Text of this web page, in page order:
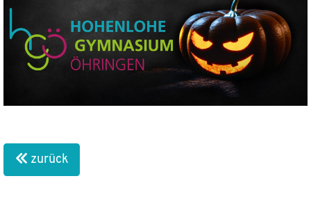
zurück